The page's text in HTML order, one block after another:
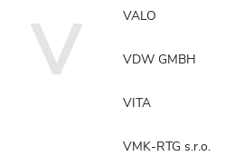
V VALO
VDW GMBH
VITA
VMK-RTG s.r.o.